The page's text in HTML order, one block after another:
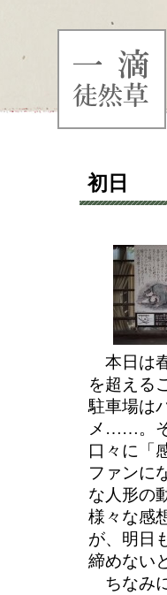
初日
本日は
を超える
駐車場は
メ……。
口々に「
ファンに
な人形の
様々な感
が、明日
締めない
ちなみ